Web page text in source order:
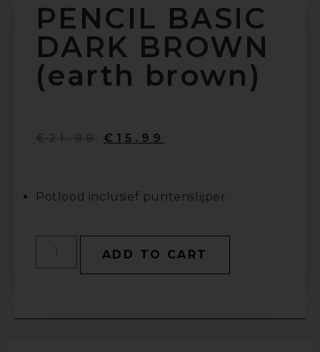
PENCIL BASIC
DARK BROWN
(earth brown)
€21.99 € 15.99
Potlood inclusief puntenslijper
ADD TO CART